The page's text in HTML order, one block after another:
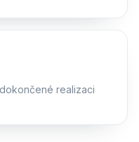
realizaci